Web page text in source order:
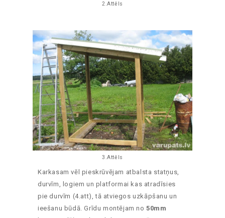
2.Attēls
3.Attēls
Karkasam vēl pieskrūvējam atbalsta statņus,
durvīm, logiem un platformai kas atradīsies
pie durvīm (4.att), tā atviegos uzkāpšanu un
ieešanu būdā. Grīdu montējam no50mm